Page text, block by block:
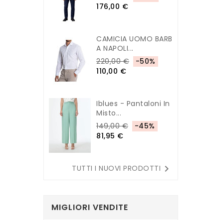
176,00 €
CAMICIA UOMO BARB
A NAPOLI...
220,00 €
-50%
110,00 €
Iblues - Pantaloni In
Misto...
149,00 €
-45%
81,95 €
TUTTI I NUOVI PRODOTTI 
MIGLIORI VENDITE